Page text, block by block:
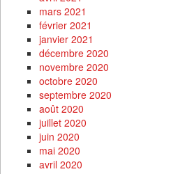
mars 2021
février 2021
janvier 2021
décembre 2020
novembre 2020
octobre 2020
septembre 2020
août 2020
juillet 2020
juin 2020
mai 2020
avril 2020